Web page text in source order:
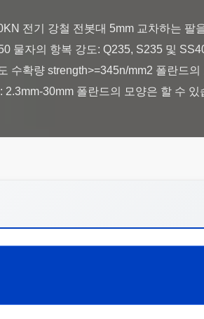
전기 강철 전봇대 5mm 교차하는 팔
물자의 항복 강도: Q235, S235 및
수확량 strength>=345n/mm2 폴란드